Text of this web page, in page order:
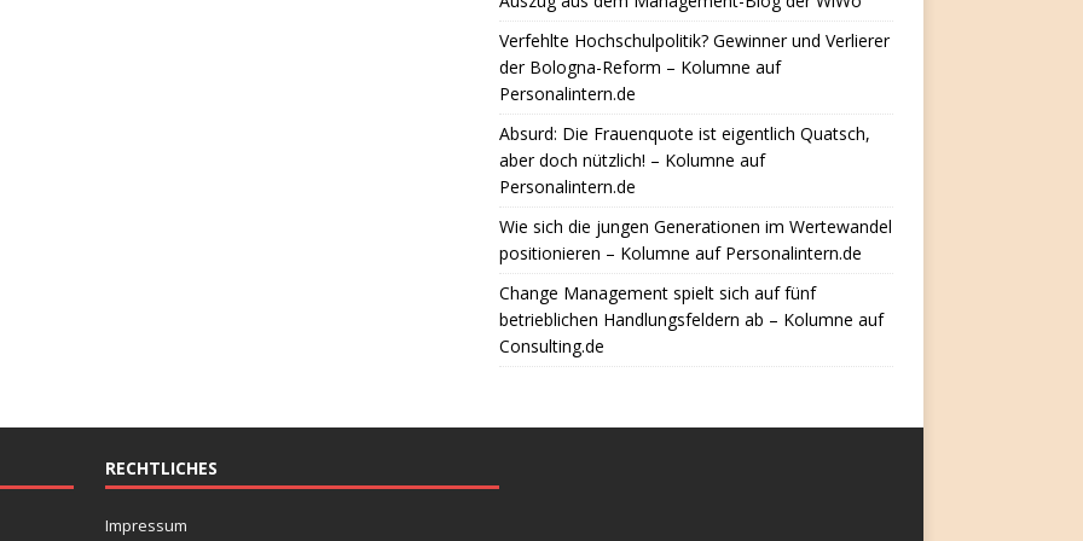
Verfehlte Hochschulpolitik? Gewinner und Verlierer
der Bologna-Reform – Kolumne auf
Personalintern.de
Absurd: Die Frauenquote ist eigentlich Quatsch,
aber doch nützlich! – Kolumne auf
Personalintern.de
Wie sich die jungen Generationen im Wertewandel
positionieren – Kolumne auf Personalintern.de
Change Management spielt sich auf fünf
betrieblichen Handlungsfeldern ab – Kolumne auf
Consulting.de
RECHTLICHES
Impressum